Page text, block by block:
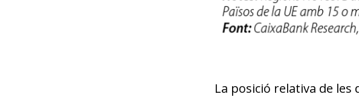
La posició relativa de